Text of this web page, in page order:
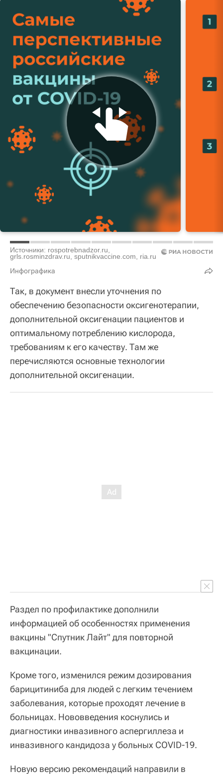
Источники: rospotrebnadzor.ru,
grls.rosminzdrav.ru, sputnikvaccine.com, ria.ru
Инфографика
Так, в документ внесли уточнения по
обеспечению безопасности оксигенотерапии,
дополнительной оксигенации пациентов и
оптимальному потреблению кислорода,
требованиям к его качеству. Там же
перечисляются основные технологии
дополнительной оксигенации.
Раздел по профилактике дополнили
информацией об особенностях применения
вакцины "Спутник Лайт" для повторной
вакцинации.
Кроме того, изменился режим дозирования
барицитиниба для людей с легким течением
заболевания, которые проходят лечение в
больницах. Нововведения коснулись и
диагностики инвазивного аспергиллеза и
инвазивного кандидоза у больных COVID-19.
Новую версию рекомендаций направили в